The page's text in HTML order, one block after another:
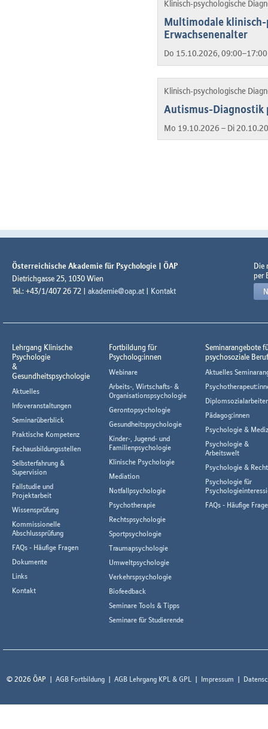
Klinisch-psychologische
Multimodale klinisch-
Erwachsenenalter
Do 15.10.2026,
Klinisch-psychologische
Autismus-Diagnostik
Mo 19.10.2026 – Di
Österreichische Akademie für Psychologie | ÖAP
Dietrichgasse 25, 1030 Wien
Tel.: +43/1/407 26 72 | akademie@oap.at | Kontakt
Die
per
Lehrgang Klinische
Psychologie
&
Gesundheitspsychologie
Aktuelles
Infoveranstaltungen
Seminarüberblick
Praktische Kompetenz
Fachausbildungsstellen
Selbsterfahrung &
Supervision
Fallstudie und
Projektarbeit
Wissensprüfung
Kommissionelle
Abschlussprüfung
FAQs - Häufige Fragen
Dokumente
Links
Kontakt
Fortbildung für
Psycholog:innen
Webinare
Arbeits-, Wirtschafts- &
Organisationspsychologie
Gerontopsychologie
Gesundheitspsychologie
Kinder-, Jugend- und
Familienpsychologie
Klinische Psychologie
Mediation
Notfallpsychologie
Psychotherapie
Rechtspsychologie
Sportpsychologie
Traumapsychologie
Umweltpsychologie
Verkehrspsychologie
Biofeedback
Seminare Tools & Tipps
Seminare für Studierende
Seminarangebote
psychosoziale
Aktuelles
Pädagog:innen
Psychologie &
Psychologie &
Arbeitswelt
Psychologie & Recht
Psychologie für
FAQs - Häufige
© 2026 ÖAP AGB Fortbildung AGB Lehrgang KPL & GPL Impressum